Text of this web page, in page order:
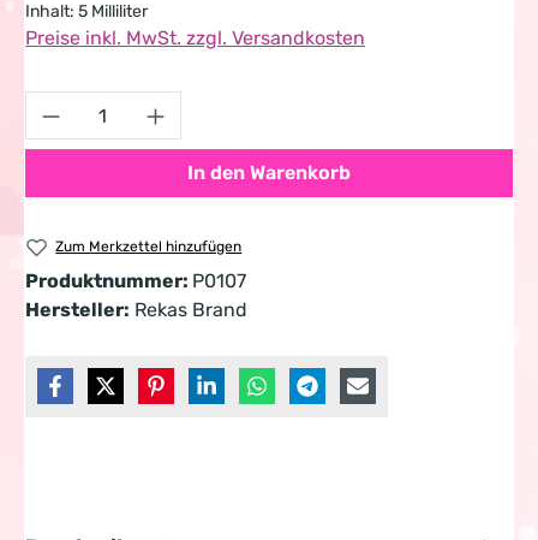
Inhalt: 5 Milliliter
Preise inkl. MwSt. zzgl. Versandkosten
Produkt Anzahl: Gib den gewünschten
In den Warenkorb
Zum Merkzettel hinzufügen
Produktnummer: P0107
Hersteller: Rekas Brand